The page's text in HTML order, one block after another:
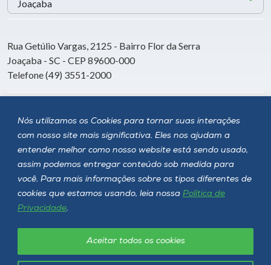
Nós utilizamos os Cookies para tornar suas interações
com nosso site mais significativa. Eles nos ajudam a
entender melhor como nosso website está sendo usado,
assim podemos entregar conteúdo sob medida para
você. Para mais informações sobre os tipos diferentes de
cookies que estamos usando, leia nossa Política de
Privacidade.
Aceitar todos os cookies
Rua Getúlio Vargas, 2125 - Bairro Flor da Serra
Joaçaba - SC - CEP 89600-000
Telefone (49) 3551-2000
Siga a Unoesc
Política de privacidade LGPD